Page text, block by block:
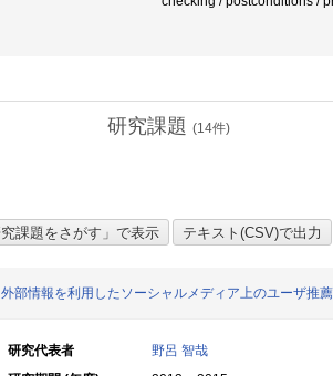
研究課題 (14件)
外部情報を利用したソーシャルメディア上のユーザ推
研究代表者
野呂 智哉